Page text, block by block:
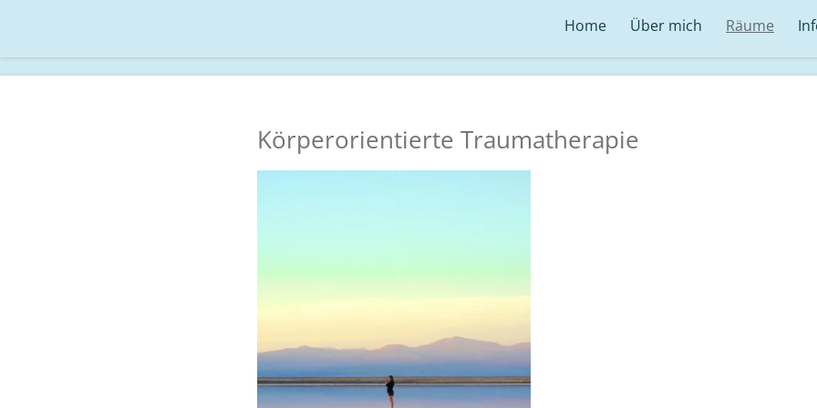
Home Über mich Räume
Körperorientierte Traumatherapie